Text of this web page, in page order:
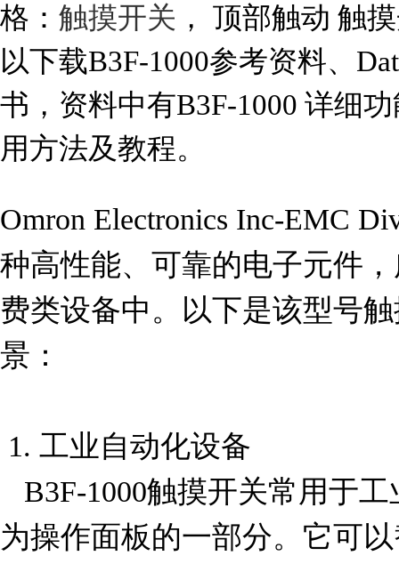
格： 触摸开关 ， 顶部触动 触
以下载B3F-1000参考资料、
书，资料中有B3F-1000 详细
用方法及教程。
Omron Electronics Inc-EMC
种高性能、可靠的电子元件
费类设备中。以下是该型号
景：
为操作面板的一部分。它可